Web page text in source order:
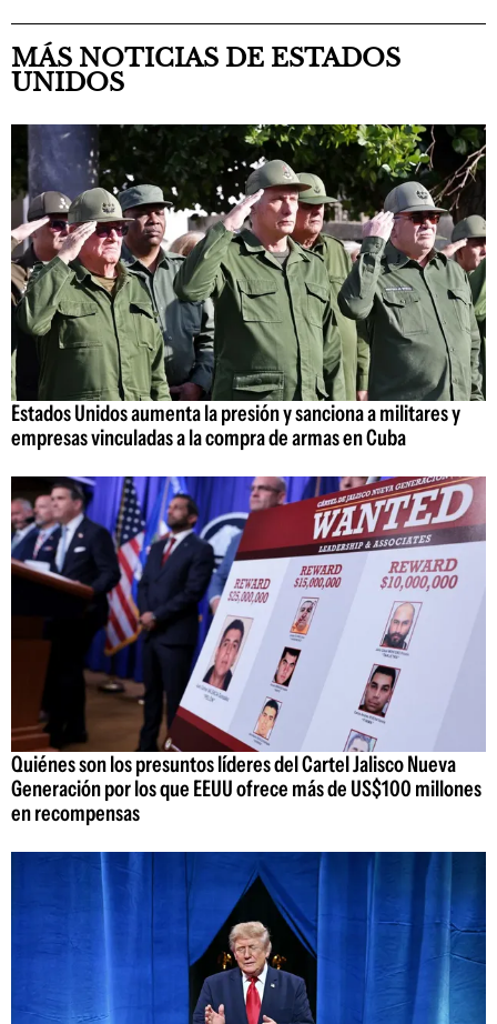
MÁS NOTICIAS DE ESTADOS
UNIDOS
Estados Unidos aumenta la presión y sanciona a militares y
empresas vinculadas a la compra de armas en Cuba
Quiénes son los presuntos líderes del Cartel Jalisco Nueva
Generación por los que EEUU ofrece más de US$100 millones
en recompensas